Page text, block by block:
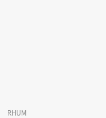
RHUM